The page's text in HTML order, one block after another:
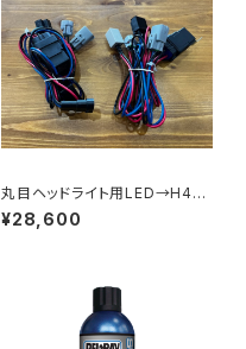
丸目ヘッドライト用LED→H4変
換ハーネス
¥28,600